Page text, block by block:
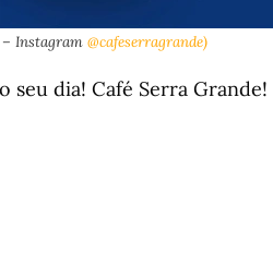
– Instagram @cafeserragrande)
seu dia! Café Serra Grande!